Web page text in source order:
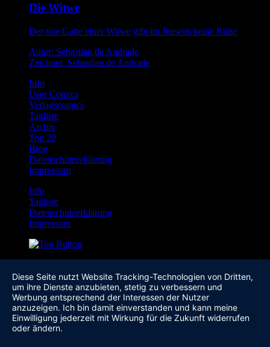
Die Witwe
Der tote Gatte einer Witwe gibt im Jenseits keine Ruhe
Autor: Sebastian de Andrade
Zeichner: Sebastian de Andrade
Info
User Comics
Verlagscomics
Tagliste
Archiv
Top 20
Blog
Datenschutzerklärung
Impressum
Info
Tagliste
Datenschutzerklärung
Impressum
Diese Seite nutzt Website Tracking-Technologien von Dritten,
um ihre Dienste anzubieten, stetig zu verbessern und
Werbung entsprechend der Interessen der Nutzer
anzuzeigen. Ich bin damit einverstanden und kann meine
Einwilligung jederzeit mit Wirkung für die Zukunft widerrufen
oder ändern.